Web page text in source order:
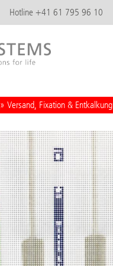
Hotline +41 61 795 96 10
» Versand, Fixation & Entkalkung